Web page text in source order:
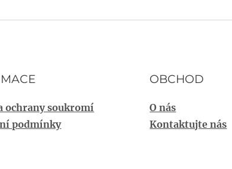
ochrany soukromí
podmínky
OBCHOD
O nás
Kontaktujte nás